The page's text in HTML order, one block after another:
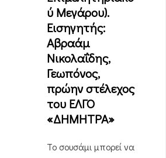
ύ Μεγάρου).
Εισηγητής:
Αβραάμ
Νικολαΐδης,
Γεωπόνος,
πρώην στέλεχος
του ΕΛΓΟ
«ΔΗΜΗΤΡΑ»
Το σουσάμι μπορεί να